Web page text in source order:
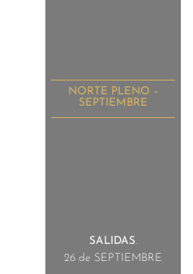
NORTE PLENO –
SEPTIEMBRE
SALIDAS
26 de SEPTIEMBRE